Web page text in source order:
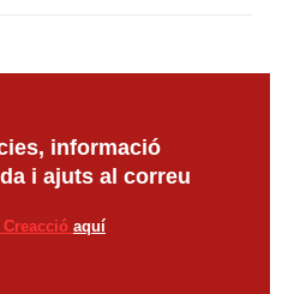
informació
i ajuts al correu
aquí